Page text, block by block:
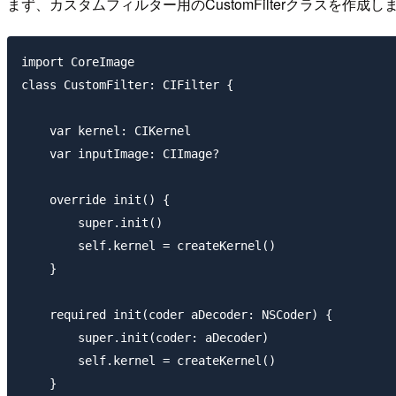
import CoreImage
class CustomFilter: CIFilter {
    var kernel: CIKernel
    var inputImage: CIImage?
    override init() {
        super.init()
        self.kernel = createKernel()
    }
    required init(coder aDecoder: NSCoder) {
        super.init(coder: aDecoder)
        self.kernel = createKernel()
    }